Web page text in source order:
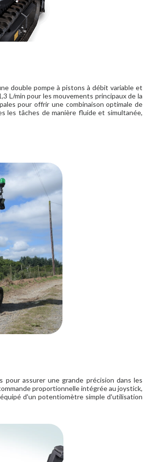
double pompe à pistons à débit variable et
L/min pour les mouvements principaux de la
pour offrir une combinaison optimale de
les tâches de manière fluide et simultanée,
pour assurer une grande précision dans les
proportionnelle intégrée au joystick,
d'un potentiomètre simple d'utilisation